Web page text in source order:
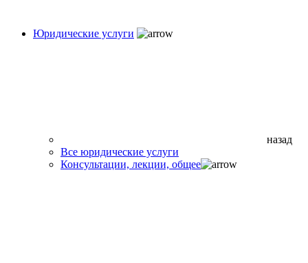
Юридические услуги
назад
Все юридические услуги
Консультации, лекции, общее